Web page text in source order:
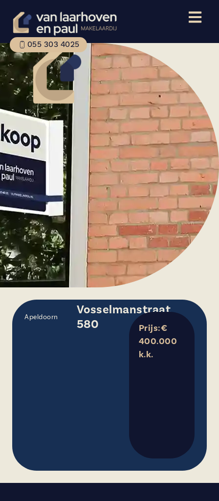
055 303 4025
Apeldoorn
Vosselmanstraat
580
Prijs:€
400.000
k.k.